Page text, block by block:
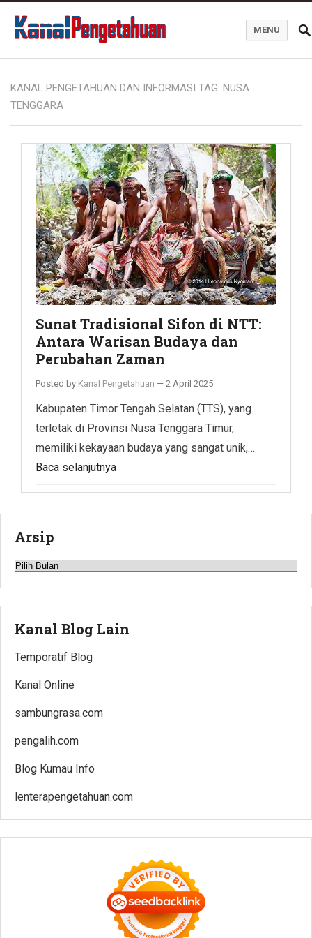
MENU
KANAL PENGETAHUAN DAN INFORMASI TAG: NUSA
TENGGARA
Sunat Tradisional Sifon di NTT:
Antara Warisan Budaya dan
Perubahan Zaman
Posted by Kanal Pengetahuan — 2 April 2025
Kabupaten Timor Tengah Selatan (TTS), yang
terletak di Provinsi Nusa Tenggara Timur,
memiliki kekayaan budaya yang sangat unik,…
Baca selanjutnya
Arsip
Arsip
Kanal Blog Lain
Temporatif Blog
Kanal Online
sambungrasa.com
pengalih.com
Blog Kumau Info
lenterapengetahuan.com